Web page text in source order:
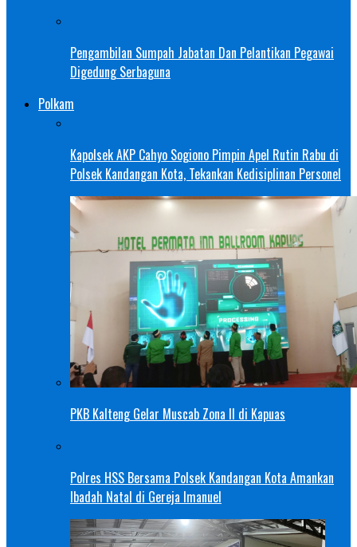
Pengambilan Sumpah Jabatan Dan Pelantikan Pegawai
Digedung Serbaguna
Polkam
Kapolsek AKP Cahyo Sogiono Pimpin Apel Rutin Rabu di
Polsek Kandangan Kota, Tekankan Kedisiplinan Personel
PKB Kalteng Gelar Muscab Zona II di Kapuas
Polres HSS Bersama Polsek Kandangan Kota Amankan
Ibadah Natal di Gereja Imanuel